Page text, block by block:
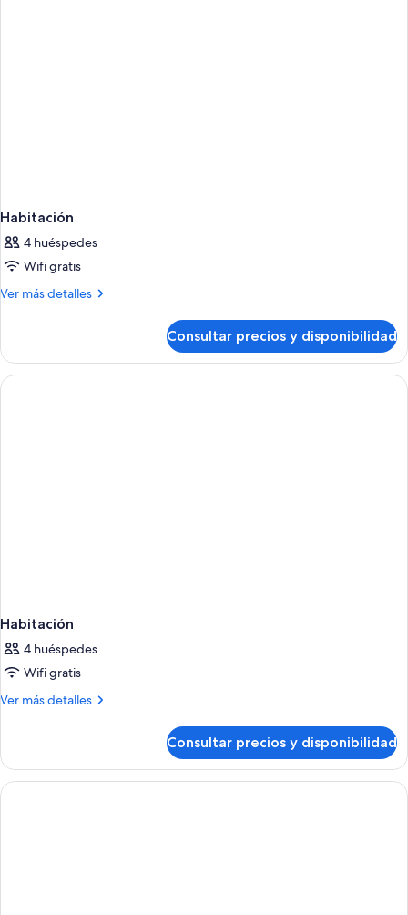
Habitación
4 huéspedes
Wifi gratis
Ver más detalles
Más
Consultar precios y disponibilidad
Habitación
4 huéspedes
Wifi gratis
Ver más detalles
Más
Consultar precios y disponibilidad